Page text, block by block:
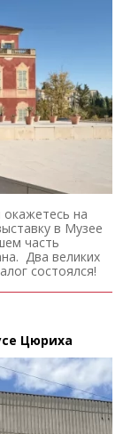
на
в Музее
часть
Два великих
состоялся!
Цюриха